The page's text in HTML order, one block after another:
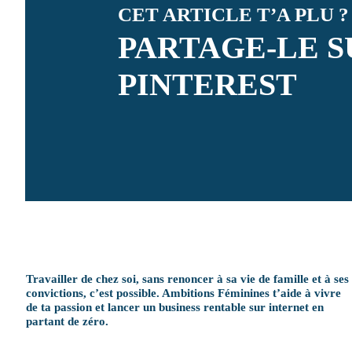
CET ARTICLE T’A PLU ?
PARTAGE-LE
PINTEREST
Travailler de chez soi, sans renoncer à sa vie de famille et à ses
convictions, c’est possible. Ambitions Féminines t’aide à vivre
de ta passion et lancer un business rentable sur internet en
partant de zéro.